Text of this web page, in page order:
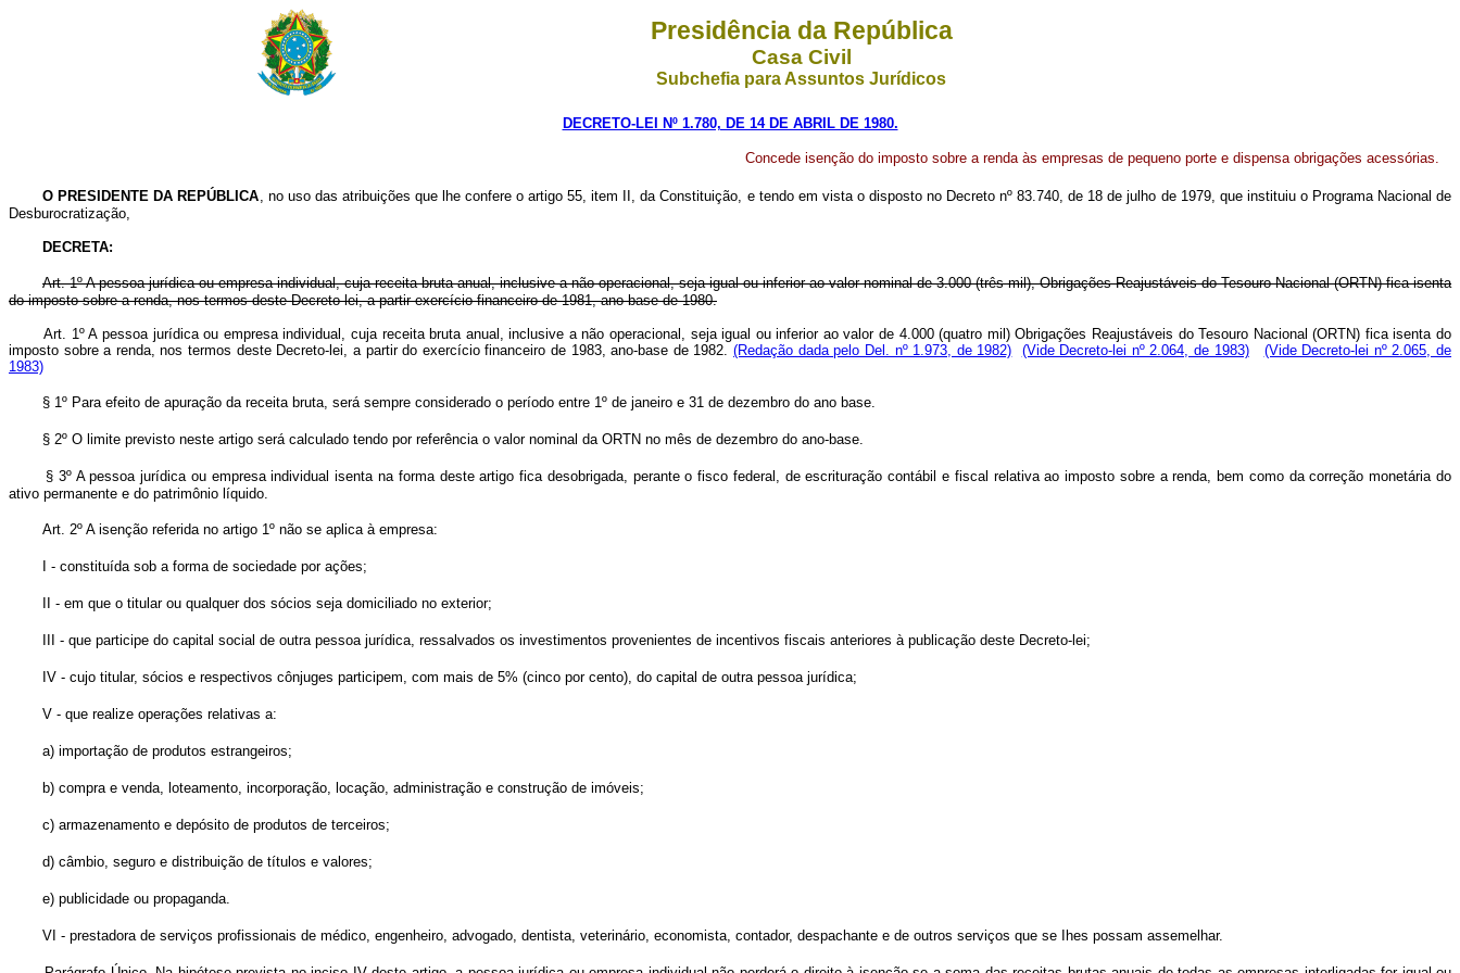
Presidência da República
Casa Civil
Subchefia para Assuntos Jurídicos
DECRETO-LEI Nº 1.780, DE 14 DE ABRIL DE 1980.
Concede isenção do imposto sobre a renda às empresas de pequeno porte e dispensa obrigações acessórias.
O PRESIDENTE DA REPÚBLICA, no uso das atribuições que lhe confere o artigo 55, item II, da Constituição, e tendo em vista o disposto no Decreto nº 83.740, de 18 de julho de 1979, que instituiu o Programa Nacional de
Desburocratização,
DECRETA:
Art. 1º A pessoa jurídica ou empresa individual, cuja receita bruta anual, inclusive a não operacional, seja igual ou inferior ao valor nominal de 3.000 (três mil), Obrigações Reajustáveis do Tesouro Nacional (ORTN) fica isenta
do imposto sobre a renda, nos termos deste Decreto-lei, a partir exercício financeiro de 1981, ano-base de 1980.
Art. 1º A pessoa jurídica ou empresa individual, cuja receita bruta anual, inclusive a não operacional, seja igual ou inferior ao valor de 4.000 (quatro mil) Obrigações Reajustáveis do Tesouro Nacional (ORTN) fica isenta do
imposto sobre a renda, nos termos deste Decreto-lei, a partir do exercício financeiro de 1983, ano-base de 1982.(Redação dada pelo Del. nº 1.973, de 1982) (Vide Decreto-lei nº 2.064, de 1983)
(Vide Decreto-lei nº 2.065, de
1983)
§ 1º Para efeito de apuração da receita bruta, será sempre considerado o período entre 1º de janeiro e 31 de dezembro do ano base.
§ 2º O limite previsto neste artigo será calculado tendo por referência o valor nominal da ORTN no mês de dezembro do ano-base.
§ 3º A pessoa jurídica ou empresa individual isenta na forma deste artigo fica desobrigada, perante o fisco federal, de escrituração contábil e fiscal relativa ao imposto sobre a renda, bem como da correção monetária do
ativo permanente e do patrimônio líquido.
Art. 2º A isenção referida no artigo 1º não se aplica à empresa:
I - constituída sob a forma de sociedade por ações;
II - em que o titular ou qualquer dos sócios seja domiciliado no exterior;
III - que participe do capital social de outra pessoa jurídica, ressalvados os investimentos provenientes de incentivos fiscais anteriores à publicação deste Decreto-lei;
IV - cujo titular, sócios e respectivos cônjuges participem, com mais de 5% (cinco por cento), do capital de outra pessoa jurídica;
V - que realize operações relativas a:
a) importação de produtos estrangeiros;
b) compra e venda, loteamento, incorporação, locação, administração e construção de imóveis;
c) armazenamento e depósito de produtos de terceiros;
d) câmbio, seguro e distribuição de títulos e valores;
e) publicidade ou propaganda.
VI - prestadora de serviços profissionais de médico, engenheiro, advogado, dentista, veterinário, economista, contador, despachante e de outros serviços que se Ihes possam assemelhar.